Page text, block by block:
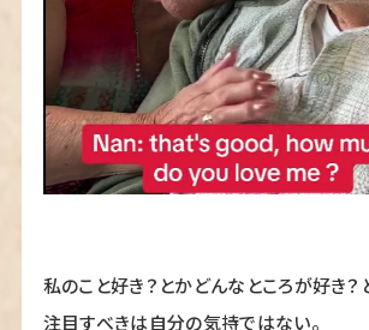
私のこと好き？とかどんなところが好き
注目すべきは自分の気持ではない。